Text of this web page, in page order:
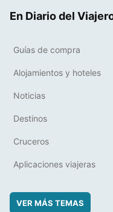
En Diario del
Guías de compra
Alojamientos y hoteles
Noticias
Destinos
Cruceros
Aplicaciones viajeras
VER MÁS TEMAS